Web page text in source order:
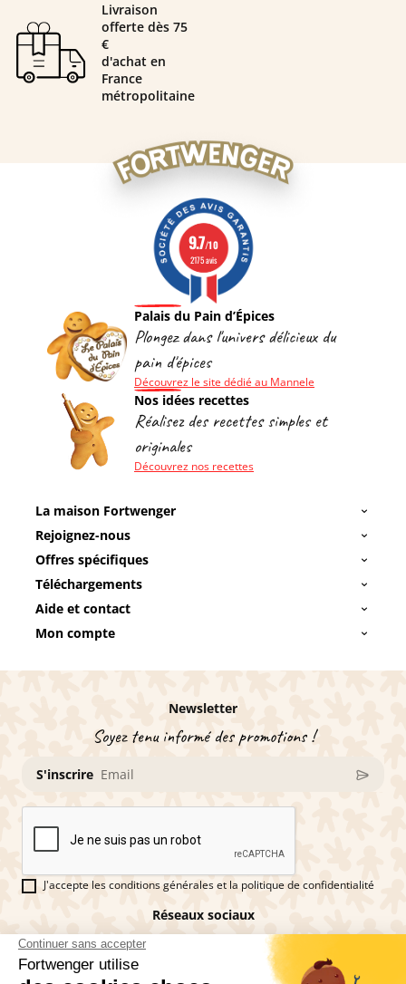
Livraison
offerte dès 75
€
d'achat en
France
métropolitaine
Palais du Pain d’Épices
Plongez dans l'univers délicieux du
pain d'épices
Découvrez le site dédié au Mannele
9.7/10
2175 avis
Nos idées recettes
Réalisez des recettes simples et
originales
Découvrez nos recettes
La maison Fortwenger
Rejoignez-nous
Offres spécifiques
Téléchargements
Aide et contact
Mon compte
Newsletter
Soyez tenu informé des promotions !
S'inscrire
J'accepte les conditions générales et la politique de confidentialité
Réseaux sociaux
Vous êtes fan de pains d'épices ?